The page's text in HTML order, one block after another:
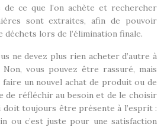
de ce que l’on achète et rechercher
sont extraites, afin de pouvoir
lors de l’élimination finale.
ne devez plus rien acheter d’autre à
vous pouvez être rassuré, mais
faire un nouvel achat de produit ou de
de réfléchir au besoin et de le choisir
doit toujours être présente à l’esprit :
ou c’est juste pour une satisfaction